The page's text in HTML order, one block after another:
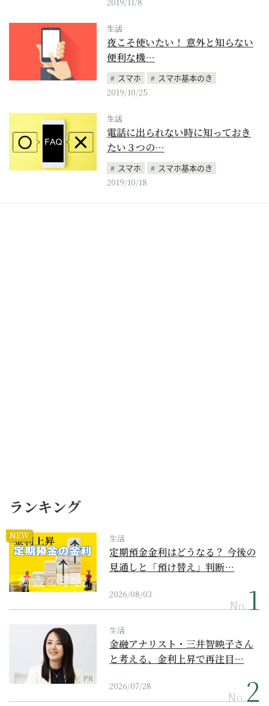
2019/11/8
生活
夜こそ使いたい！ 意外と知らない
便利な機…
スマホ
スマホ基本のき
2019/10/25
生活
電話に出られない時に知っておき
たい３つの…
スマホ
スマホ基本のき
2019/10/18
ランキング
NEW 生活
定期預金金利はどうなる？ 今後の
見通しと「預け替え」判断…
2026/08/03
No.
PR
生活
金融アナリスト・三井智映子さん
と考える、金利上昇で再注目…
2026/07/28
No.